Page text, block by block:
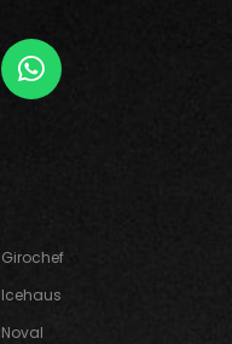
Girochef
Icehaus
Noval